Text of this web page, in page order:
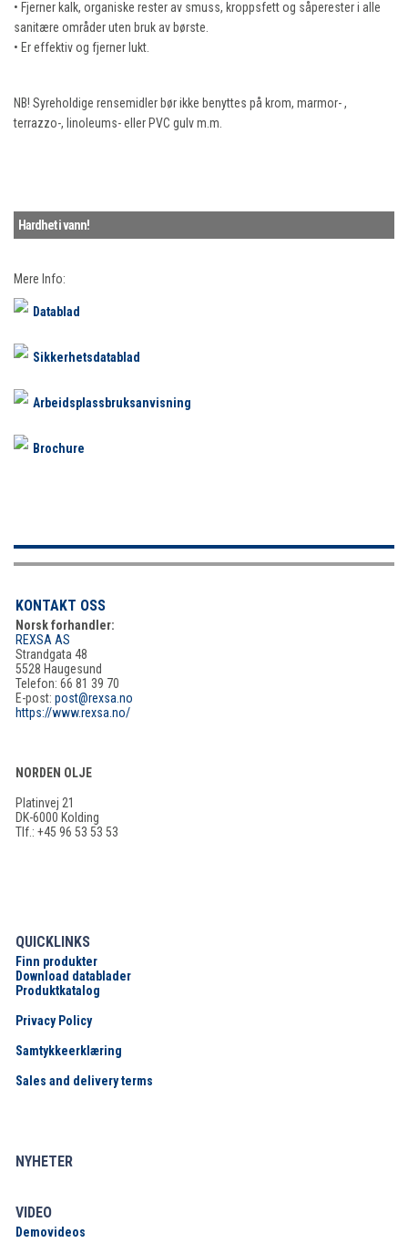
• Fjerner kalk, organiske rester av smuss, kroppsfett og såperester i alle
sanitære områder uten bruk av børste.
• Er effektiv og fjerner lukt.
NB! Syreholdige rensemidler bør ikke benyttes på krom, marmor- ,
terrazzo-, linoleums- eller PVC gulv m.m.
Hardhet i vann!
Mere Info:
Datablad
Sikkerhetsdatablad
Arbeidsplassbruksanvisning
Brochure
KONTAKT OSS
Norsk forhandler:
REXSA AS
Strandgata 48
5528 Haugesund
Telefon: 66 81 39 70
E-post: post@rexsa.no
https://www.rexsa.no/
NORDEN OLJE
Platinvej 21
DK-6000 Kolding
Tlf.: +45 96 53 53 53
QUICKLINKS
Finn produkter
Download datablader
Produktkatalog
Privacy Policy
Samtykkeerklæring
Sales and delivery terms
NYHETER
VIDEO
Demovideos